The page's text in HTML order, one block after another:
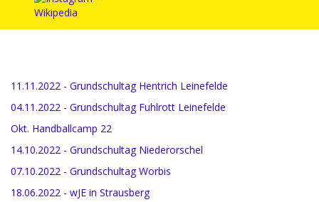
11.11.2022 - Grundschultag Hentrich Leinefelde
04.11.2022 - Grundschultag Fuhlrott Leinefelde
Okt. Handballcamp 22
14.10.2022 - Grundschultag Niederorschel
07.10.2022 - Grundschultag Worbis
18.06.2022 - wJE in Strausberg